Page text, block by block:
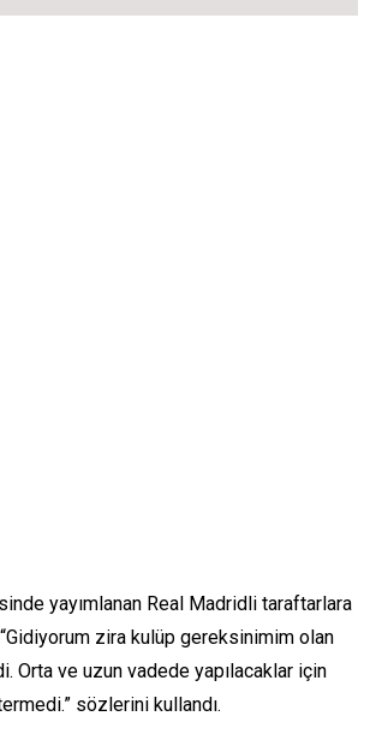
yayımlanan Real Madridli taraftarlara
zira kulüp gereksinimim olan
Orta ve uzun vadede yapılacaklar için
sözlerini kullandı.